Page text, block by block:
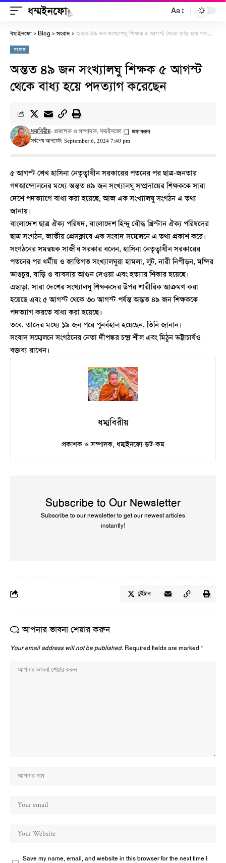
Aa
ধম্মইনফো> Blog >সংবাদ >অন্তত ৪৯ জন সংখ্যালঘু শিক্ষক ৫ আগস্ট থেকে বাধ্য হয়ে পদত্যাগ করেছেন
সংবাদ
অন্তত ৪৯ জন সংখ্যালঘু শিক্ষক ৫ আগস্ট
থেকে বাধ্য হয়ে পদত্যাগ করেছেন
সর্বশেষ আপডেট: September 6, 2024 7:40 pm
ধম্মবিরীয়- প্রকাশক ও সম্পাদক, ধম্মইনফো
৫ আগস্ট শেখ হাসিনা নেতৃত্বাধীন সরকারের পতনের পর ছাত্র-জনতার
গণআন্দোলনের মধ্যে অন্তত ৪৯ জন সংখ্যালঘু সম্প্রদায়ের শিক্ষককে সারা
দেশে পদত্যাগে বাধ্য করা হয়েছে, আজ এক সংখ্যালঘু সংগঠন এ তথ্য
জানায়।
বাংলাদেশ ছাত্র ঐক্য পরিষদ, বাংলাদেশ হিন্দু বৌদ্ধ খ্রিস্টান ঐক্য পরিষদের
ছাত্র সংগঠন, জাতীয় প্রেসক্লাবে এক সংবাদ সম্মেলনে এ তথ্য প্রকাশ করে।
সংগঠনের সমন্বয়ক সাজীব সরকার বলেন, হাসিনা নেতৃত্বাধীন সরকারের
পতনের পর ধর্মীয় ও জাতিগত সংখ্যালঘুরা হামলা, লুট, নারী নিপীড়ন, মন্দির
ভাঙচুর, বাড়ি ও ব্যবসায় আগুন দেওয়া এবং হত্যার শিকার হয়েছে।
এছাড়া, সারা দেশের সংখ্যালঘু শিক্ষকদের উপর শারীরিক আক্রমণ করা
হয়েছে এবং ৫ আগস্ট থেকে ৩০ আগস্ট পর্যন্ত অন্তত ৪৯ জন শিক্ষককে
পদত্যাগ করতে বাধ্য করা হয়েছে।
তবে, তাদের মধ্যে ১৯ জন পরে পুনর্বহাল হয়েছেন, তিনি জানান।
সংবাদ সম্মেলনে সংগঠনের নেতা দীপঙ্কর চন্দ্র শীল এবং মিঠুন ভট্টাচার্যও
বক্তব্য রাখেন।
ধম্মবিরীয়
প্রকাশক ও সম্পাদক, ধম্মইনফো-ডট-কম
Subscribe to Our Newsletter
Subscribe to our newsletter to get our newest articles
instantly!
টুইটার
আপনার ভাবনা শেয়ার করুন
Your email address will not be published. Required fields are marked *
Save my name, email, and website in this browser for the next time I